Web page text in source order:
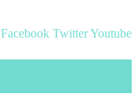
Facebook TwitterYoutube